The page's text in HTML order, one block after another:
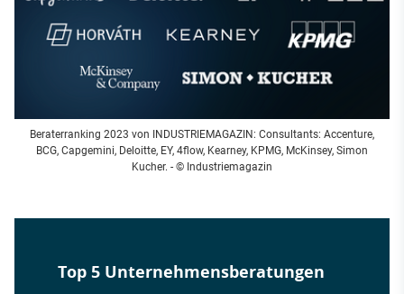
Beraterranking 2023 von INDUSTRIEMAGAZIN: Consultants: Accenture,
BCG, Capgemini, Deloitte, EY, 4flow, Kearney, KPMG, McKinsey, Simon
Kucher. - © Industriemagazin
Top 5 Unternehmensberatungen